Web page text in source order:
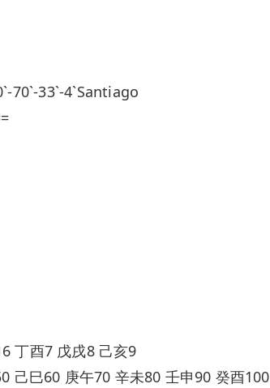
70`-33`-4`Santiago
丁酉7 戊戌8 己亥9
己巳60 庚午70 辛未80 壬申90 癸酉100